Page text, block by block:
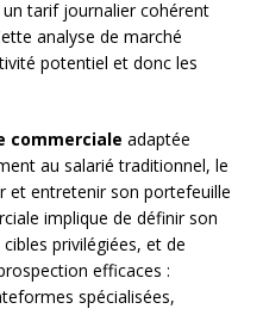
tarif journalier cohérent
analyse de marché
potentiel et donc les
commerciale adaptée
au salarié traditionnel, le
et entretenir son portefeuille
implique de définir son
privilégiées, et de
efficaces :
spécialisées,